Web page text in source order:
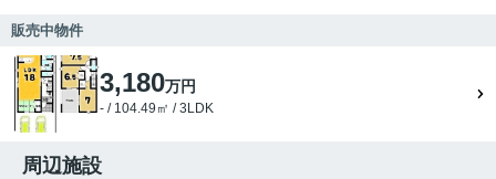
販売中物件
3,180万円
- / 104.49㎡ / 3LDK
周辺施設